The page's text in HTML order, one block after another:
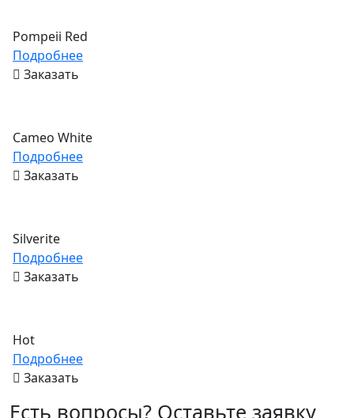
Pompeii Red
Подробнее
Заказать
Cameo White
Подробнее
Заказать
Silverite
Подробнее
Заказать
Hot
Подробнее
Заказать
Есть вопросы? Оставьте заявку